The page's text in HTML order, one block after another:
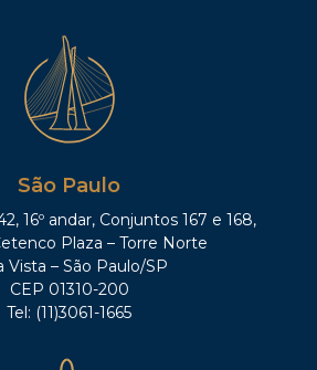
São Paulo
16º andar, Conjuntos 167 e 168,
Plaza – Torre Norte
Vista – São Paulo/SP
CEP 01310-200
Tel: (11)3061-1665